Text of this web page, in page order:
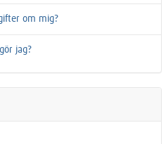
om mig?
jag?